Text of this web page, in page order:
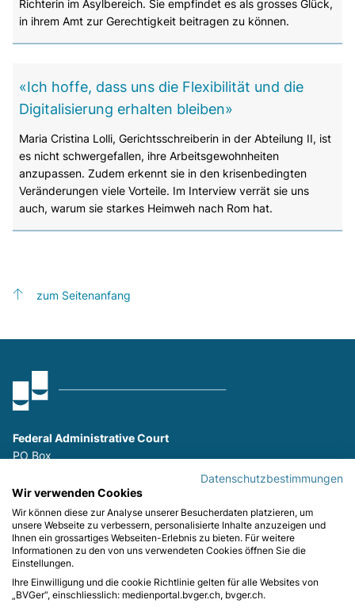
Richterin im Asylbereich. Sie empfindet es als grosses Glück,
in ihrem Amt zur Gerechtigkeit beitragen zu können.
«Ich hoffe, dass uns die Flexibilität und die
Digitalisierung erhalten bleiben»
Maria Cristina Lolli, Gerichtsschreiberin in der Abteilung II, ist
es nicht schwergefallen, ihre Arbeitsgewohnheiten
anzupassen. Zudem erkennt sie in den krisenbedingten
Veränderungen viele Vorteile. Im Interview verrät sie uns
auch, warum sie starkes Heimweh nach Rom hat.
zum Seitenanfang
Federal Administrative Court
PO Box
P+41 (0)58 465 26 26
F+41 (0)58 465 29 80
Stay informed:
Datenschutzbestimmungen
Wir verwenden Cookies
Wir können diese zur Analyse unserer Besucherdaten platzieren, um
unsere Webseite zu verbessern, personalisierte Inhalte anzuzeigen und
Ihnen ein grossartiges Webseiten-Erlebnis zu bieten. Für weitere
Informationen zu den von uns verwendeten Cookies öffnen Sie die
Einstellungen.
Ihre Einwilligung und die cookie Richtlinie gelten für alle Websites von
„BVGer“, einschliesslich: medienportal.bvger.ch, bvger.ch.